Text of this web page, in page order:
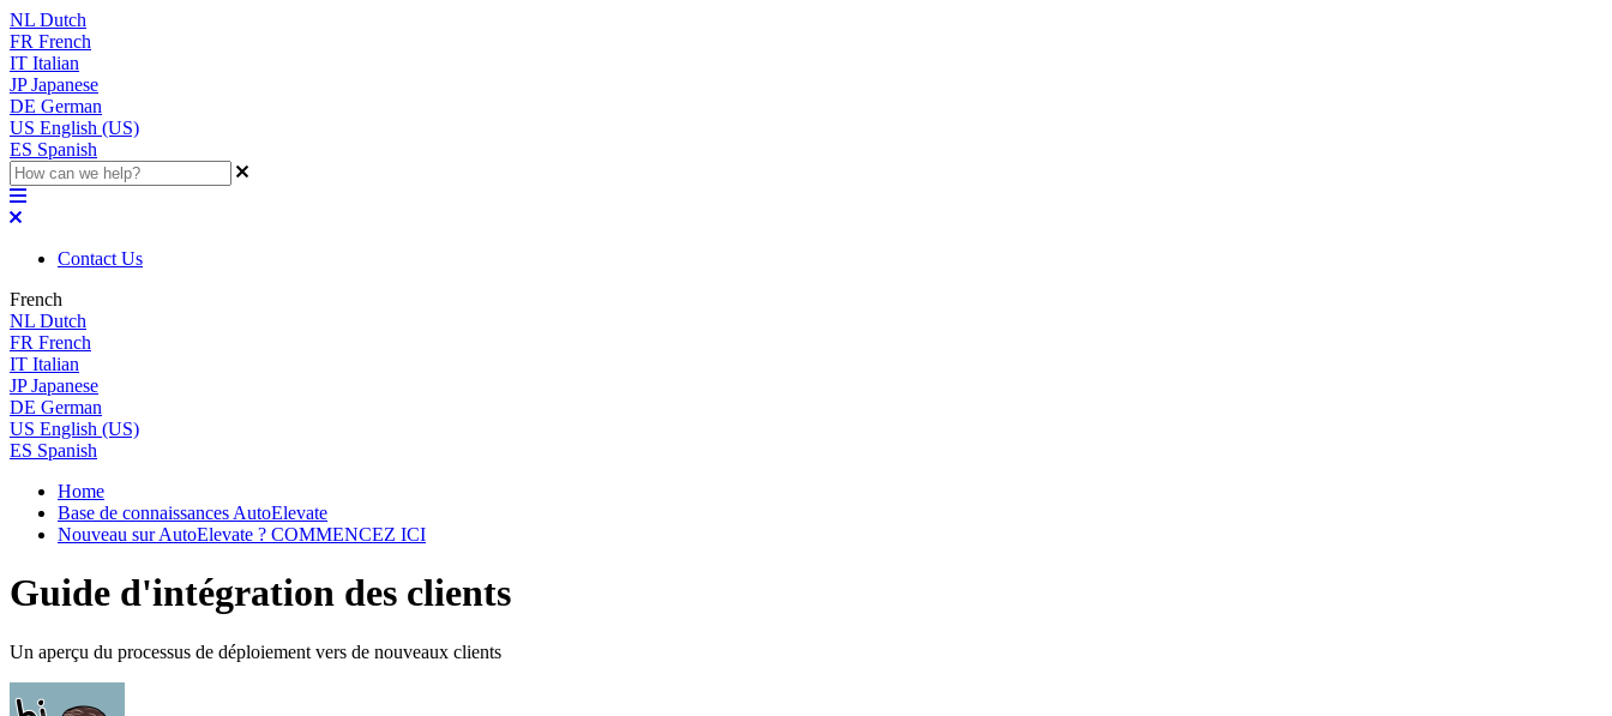
NL Dutch
FR French
IT Italian
JP Japanese
DE German
US English (US)
ES Spanish
Contact Us
French
NL Dutch
FR French
IT Italian
JP Japanese
DE German
US English (US)
ES Spanish
Home
Base de connaissances AutoElevate
Nouveau sur AutoElevate ? COMMENCEZ ICI
Guide d'intégration des clients
Un aperçu du processus de déploiement vers de nouveaux clients